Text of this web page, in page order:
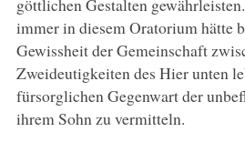
immer in diesem Oratorium hätte
Gewissheit der Gemeinschaft
Zweideutigkeiten des Hier unten
fürsorglichen Gegenwart der
ihrem Sohn zu vermitteln.